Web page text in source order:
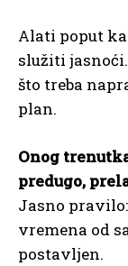
Alati poput
služiti
što treba
plan.
Onog
predugo,
Jasno
vremena od
postavljen.